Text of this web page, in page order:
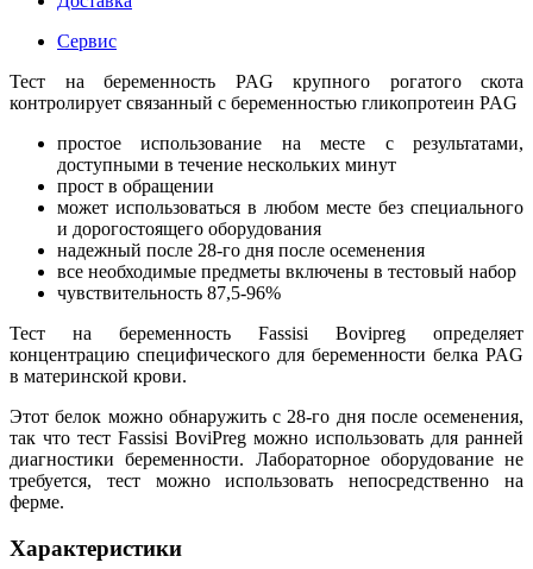
Сервис
Тест на беременность PAG крупного рогатого скота
контролирует связанный с беременностью гликопротеин PAG
простое использование на месте с результатами,
доступными в течение нескольких минут
прост в обращении
может использоваться в любом месте без специального
и дорогостоящего оборудования
надежный после 28-го дня после осеменения
все необходимые предметы включены в тестовый набор
чувствительность 87,5-96%
Тест на беременность Fassisi Bovipreg определяет
концентрацию специфического для беременности белка PAG
в материнской крови.
Этот белок можно обнаружить с 28-го дня после осеменения,
так что тест Fassisi BoviPreg можно использовать для ранней
диагностики беременности. Лабораторное оборудование не
требуется, тест можно использовать непосредственно на
ферме.
Характеристики